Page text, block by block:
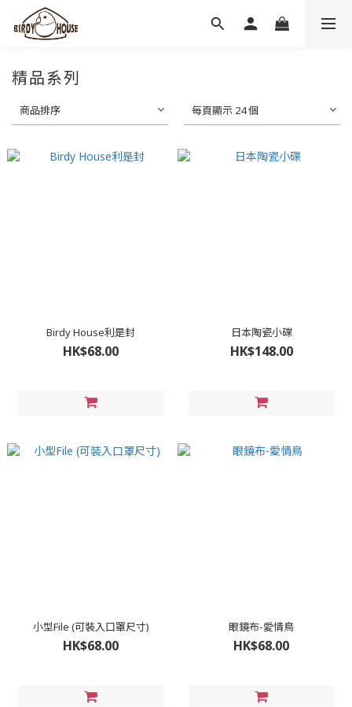
精品系列
商品排序 每頁顯示 24 個
Birdy House利是封
HK$68.00
日本陶瓷小碟
HK$148.00
小型File (可裝入口罩尺寸)
HK$68.00
眼鏡布-愛情鳥
HK$68.00